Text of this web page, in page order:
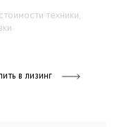
техники,
в лизинг